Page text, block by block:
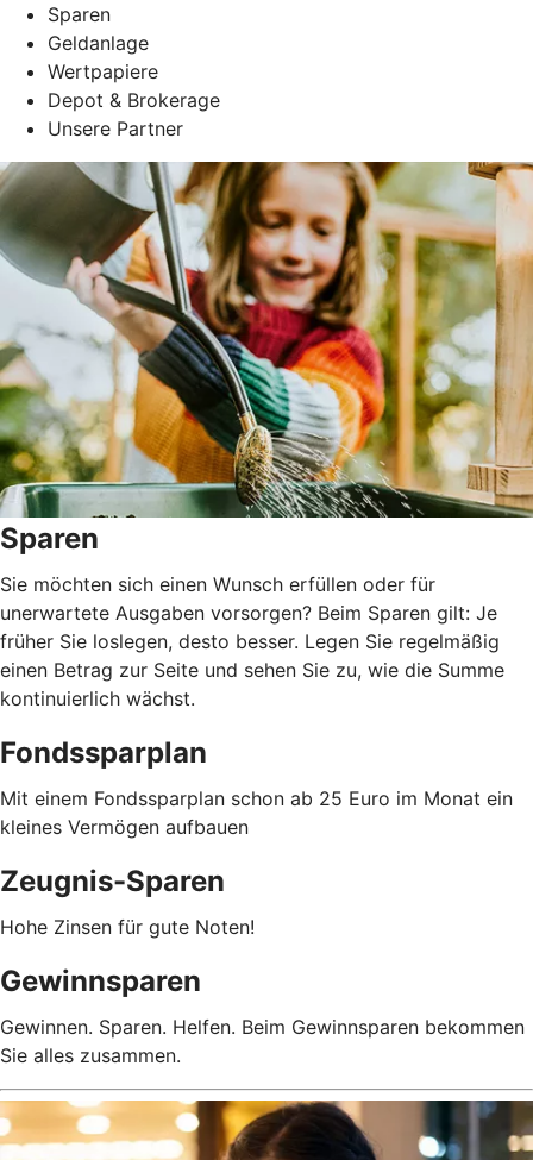
Sparen
Geldanlage
Wertpapiere
Depot & Brokerage
Unsere Partner
Sparen
Sie möchten sich einen Wunsch erfüllen oder für
unerwartete Ausgaben vorsorgen? Beim Sparen gilt: Je
früher Sie loslegen, desto besser. Legen Sie regelmäßig
einen Betrag zur Seite und sehen Sie zu, wie die Summe
kontinuierlich wächst.
Fondssparplan
Mit einem Fondssparplan schon ab 25 Euro im Monat ein
kleines Vermögen aufbauen
Zeugnis-Sparen
Hohe Zinsen für gute Noten!
Gewinnsparen
Gewinnen. Sparen. Helfen. Beim Gewinnsparen bekommen
Sie alles zusammen.